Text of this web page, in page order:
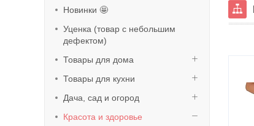
Новинки 🤩
Уценка (товар с небольшим
дефектом)
Товары для дома
Товары для кухни
Дача, сад и огород
Красота и здоровье